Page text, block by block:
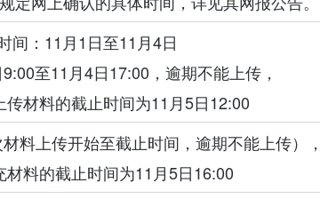
间：11月1日至11月4日
至11月4日17:00，逾期不能上传，
材料的截止时间为11月5日12:00
料上传开始至截止时间，逾期不能上传），
料的截止时间为11月5日16:00